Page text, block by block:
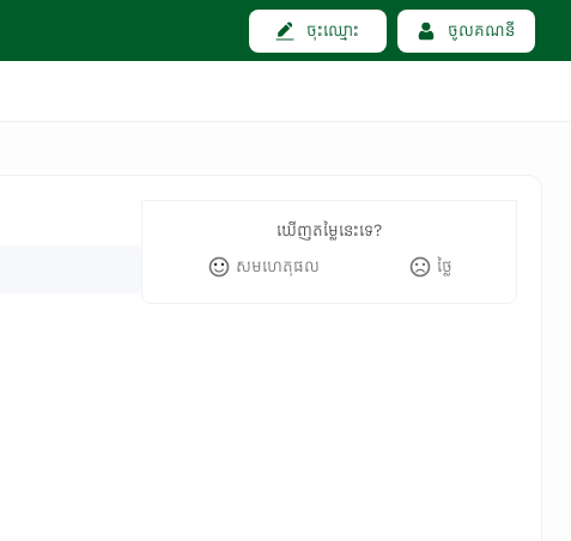
ចុះឈ្មោះ ចូលគណនី
ឃើញតម្លៃនេះទេ?
សមហេតុផល
ថ្លៃ